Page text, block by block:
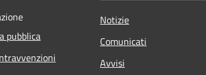
pubblica
Notizie
Comunicati
Avvisi